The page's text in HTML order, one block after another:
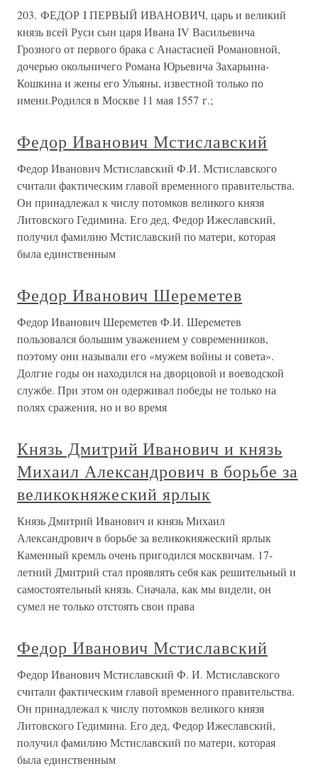
203. ФЕДОР I ПЕРВЫЙ ИВАНОВИЧ, царь и великий
князь всей Руси сын царя Ивана IV Васильевича
Грозного от первого брака с Анастасией Романовной,
дочерью окольничего Романа Юрьевича Захарьина-
Кошкина и жены его Ульяны, известной только по
имени.Родился в Москве 11 мая 1557 г.;
Федор Иванович Мстиславский
Федор Иванович Мстиславский Ф.И. Мстиславского
считали фактическим главой временного правительства.
Он принадлежал к числу потомков великого князя
Литовского Гедимина. Его дед, Федор Ижеславский,
получил фамилию Мстиславский по матери, которая
была единственным
Федор Иванович Шереметев
Федор Иванович Шереметев Ф.И. Шереметев
пользовался большим уважением у современников,
поэтому они называли его «мужем войны и совета».
Долгие годы он находился на дворцовой и воеводской
службе. При этом он одерживал победы не только на
полях сражения, но и во время
Князь Дмитрий Иванович и князь
Михаил Александрович в борьбе за
великокняжеский ярлык
Князь Дмитрий Иванович и князь Михаил
Александрович в борьбе за великокняжеский ярлык
Каменный кремль очень пригодился москвичам. 17-
летний Дмитрий стал проявлять себя как решительный и
самостоятельный князь. Сначала, как мы видели, он
сумел не только отстоять свои права
Федор Иванович Мстиславский
Федор Иванович Мстиславский Ф. И. Мстиславского
считали фактическим главой временного правительства.
Он принадлежал к числу потомков великого князя
Литовского Гедимина. Его дед, Федор Ижеславский,
получил фамилию Мстиславский по матери, которая
была единственным